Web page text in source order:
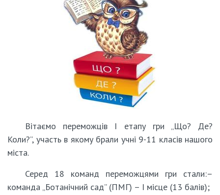
Вітаємо переможців І етапу гри „Що? Де?
Коли?”, участь в якому брали учні 9-11 класів нашого
міста.
Серед 18 команд переможцями гри стали:–
команда „Ботанічний сад” (ПМГ) – І місце (13 балів);